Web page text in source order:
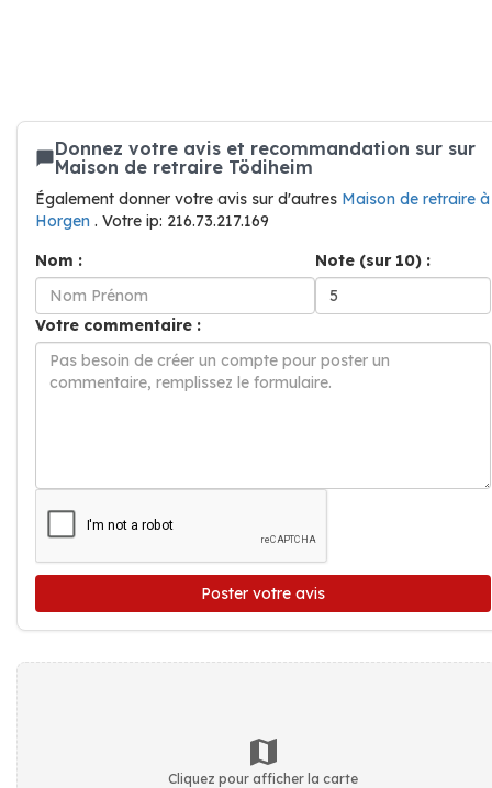
Donnez votre avis et recommandation sur sur
Maison de retraire Tödiheim
Également donner votre avis sur d'autres Maison de retraire à
Horgen . Votre ip: 216.73.217.169
Nom :
Note (sur 10) :
Votre commentaire :
Poster votre avis
Cliquez pour afficher la carte